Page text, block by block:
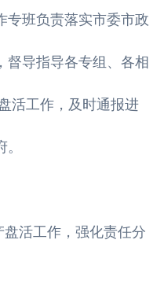
专班负责落实市委市政
督导指导各专组、各相
活工作，及时通报进
活工作，强化责任分